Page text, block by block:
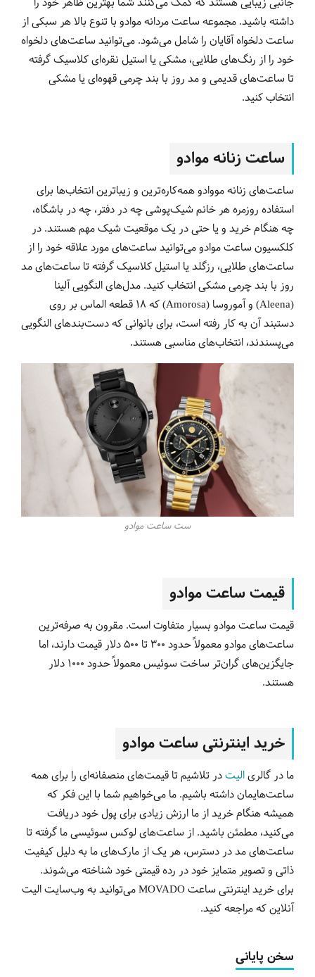
داشته باشید. مجموعه ساعت مردانه موادو با تنوع بالا هر سبکی از
ساعت دلخواه آقایان را شامل می‌شود. می‌توانید ساعت‌های دلخواه
خود را از رنگ‌های طلایی، مشکی یا استیل نقره‌ای کلاسیک گرفته
تا ساعت‌های قدیمی و مد روز با بند چرمی قهوه‌ای یا مشکی
انتخاب کنید.
ساعت زنانه موادو
ساعت‌های زنانه مووادو همه‌کاره‌ترین و زیباترین انتخاب‌ها برای
استفاده روزمره هر خانم شیک‌پوشی چه در دفتر، چه در باشگاه،
چه هنگام خرید و یا حتی در یک موقعیت شیک مهم هستند. در
کلکسیون ساعت موادو می‌توانید ساعت‌های مورد علاقه خود را از
ساعت‌های طلایی، رزگلد یا استیل کلاسیک گرفته تا ساعت‌های مد
روز با بند چرمی مشکی انتخاب کنید. مدل‌های النگویی آلینا
(Aleena) و آموروسا (Amorosa) که 18 قطعه الماس بر روی
دستبند آن به کار رفته است، برای بانوانی که دست‌بندهای النگویی
می‌پسندند، انتخاب‌های مناسبی‌ هستند.
ست ساعت موادو
قیمت ساعت موادو
قیمت ساعت موادو بسیار متفاوت است. مقرون به‌ صرفه‌ترین
ساعت‌های موادو معمولاً حدود 300 تا 500 دلار قیمت دارند، اما
جایگزین‌های گران‌تر ساخت سوئیس معمولاً حدود 1000 دلار
هستند.
خرید اینترنتی ساعت موادو
ما در گالریالیتدر تلاشیم تا قیمت‌های منصفانه‌ای را برای همه
ساعت‌هایمان داشته باشیم. ما می‌خواهیم شما با این فکر که
همیشه هنگام خرید از ما ارزش زیادی برای پول خود دریافت
می‌کنید، مطمئن باشید. از ساعت‌های لوکس سوئیسی ما گرفته تا
ساعت‌های مد در دسترس، هر یک از مارک‌های ما به دلیل کیفیت
ذاتی و تصویر متمایز خود در رده قیمتی خود شناخته می‌شوند.
برای خرید اینترنتی ساعت MOVADO می‌توانید به وب‌سایت الیت
آنلاین که مراجعه کنید.
سخن پایانی